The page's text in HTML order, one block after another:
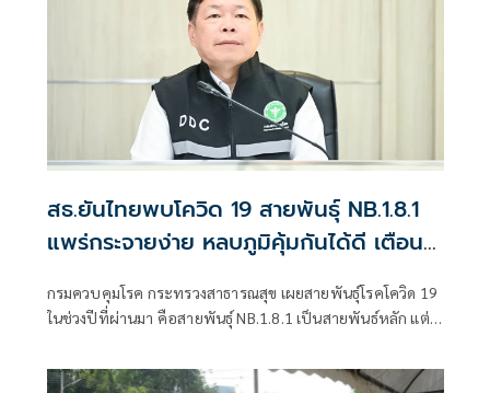
สธ.ยันไทยพบโควิด 19 สายพันธุ์ NB.1.8.1
แพร่กระจายง่าย หลบภูมิคุ้มกันได้ดี เตือน
กรมควบคุมโรค กระทรวงสาธารณสุข เผยสายพันธุ์โรคโควิด 19
ในช่วงปีที่ผ่านมา คือสายพันธุ์ NB.1.8.1 เป็นสายพันธ์หลัก แต่
หรือโรครุนแรงมากขึ้น